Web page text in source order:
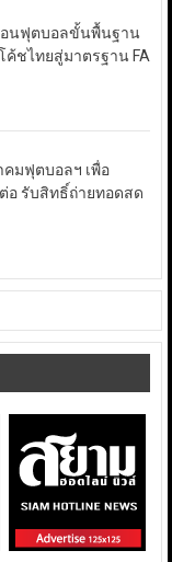
อนฟุตบอลขั้นพื้นฐาน
ค้ชไทยสู่มาตรฐาน FA
มฟุตบอลฯ เพื่อ
อ รับสิทธิ์ถ่ายทอดสด